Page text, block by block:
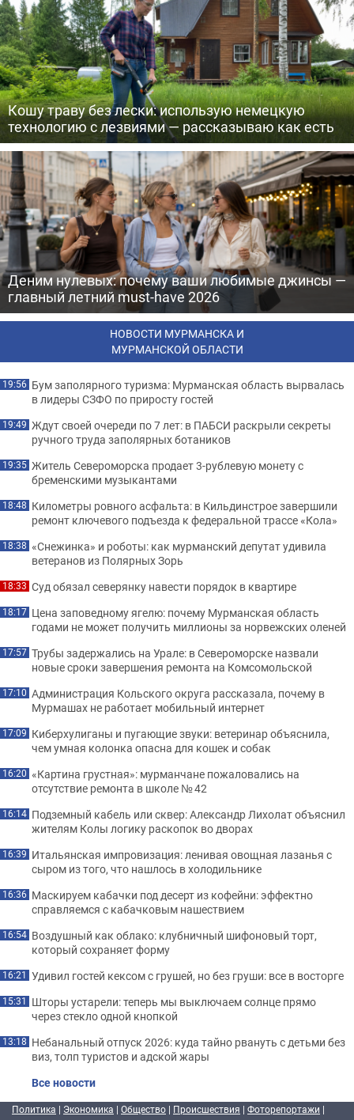
Кошу траву без лески: использую немецкую
технологию с лезвиями — рассказываю как есть
Деним нулевых: почему ваши любимые джинсы —
главный летний must-have 2026
НОВОСТИ МУРМАНСКА И
МУРМАНСКОЙ ОБЛАСТИ
19:56 Бум заполярного туризма: Мурманская область вырвалась
в лидеры СЗФО по приросту гостей
19:49 Ждут своей очереди по 7 лет: в ПАБСИ раскрыли секреты
ручного труда заполярных ботаников
19:35 Житель Североморска продает 3-рублевую монету с
бременскими музыкантами
18:48 Километры ровного асфальта: в Кильдинстрое завершили
ремонт ключевого подъезда к федеральной трассе «Кола»
18:38 «Снежинка» и роботы: как мурманский депутат удивила
ветеранов из Полярных Зорь
18:33 Суд обязал северянку навести порядок в квартире
18:17 Цена заповедному ягелю: почему Мурманская область
годами не может получить миллионы за норвежских оленей
17:57 Трубы задержались на Урале: в Североморске назвали
новые сроки завершения ремонта на Комсомольской
17:10 Администрация Кольского округа рассказала, почему в
Мурмашах не работает мобильный интернет
17:09 Киберхулиганы и пугающие звуки: ветеринар объяснила,
чем умная колонка опасна для кошек и собак
16:20 «Картина грустная»: мурманчане пожаловались на
отсутствие ремонта в школе № 42
16:14 Подземный кабель или сквер: Александр Лихолат объяснил
жителям Колы логику раскопок во дворах
16:39 Итальянская импровизация: ленивая овощная лазанья с
сыром из того, что нашлось в холодильнике
16:36 Маскируем кабачки под десерт из кофейни: эффектно
справляемся с кабачковым нашествием
16:54 Воздушный как облако: клубничный шифоновый торт,
который сохраняет форму
16:21 Удивил гостей кексом с грушей, но без груши: все в восторге
15:31 Шторы устарели: теперь мы выключаем солнце прямо
через стекло одной кнопкой
13:18 Небанальный отпуск 2026: куда тайно рвануть с детьми без
виз, толп туристов и адской жары
Все новости
Политика | Экономика | Общество | Происшествия | Фоторепортажи |